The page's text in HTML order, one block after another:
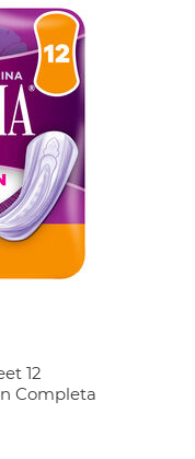
12
Completa